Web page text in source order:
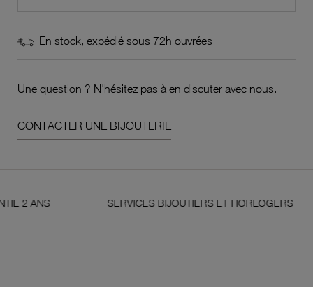
En stock, expédié sous 72h ouvrées
Une question ? N'hésitez pas à en discuter avec nous.
CONTACTER UNE BIJOUTERIE
SERVICES BIJOUTIERS ET HORLOGERS